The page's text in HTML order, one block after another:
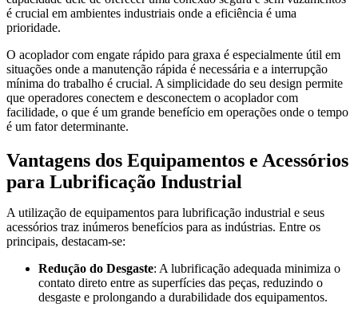
é crucial em ambientes industriais onde a eficiência é uma
prioridade.
O acoplador com engate rápido para graxa é especialmente útil em
situações onde a manutenção rápida é necessária e a interrupção
mínima do trabalho é crucial. A simplicidade do seu design permite
que operadores conectem e desconectem o acoplador com
facilidade, o que é um grande benefício em operações onde o tempo
é um fator determinante.
Vantagens dos Equipamentos e Acessórios
para Lubrificação Industrial
A utilização de equipamentos para lubrificação industrial e seus
acessórios traz inúmeros benefícios para as indústrias. Entre os
principais, destacam-se:
Redução do Desgaste: A lubrificação adequada minimiza o
contato direto entre as superfícies das peças, reduzindo o
desgaste e prolongando a durabilidade dos equipamentos.